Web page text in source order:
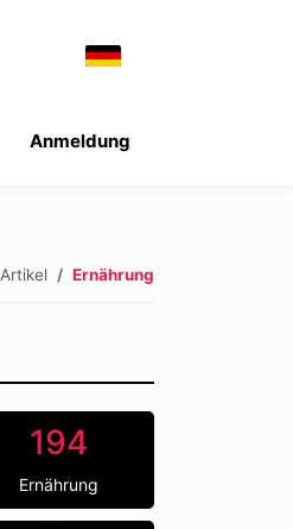
Anmeldung
Artikel Ernährung
194
Ernährung